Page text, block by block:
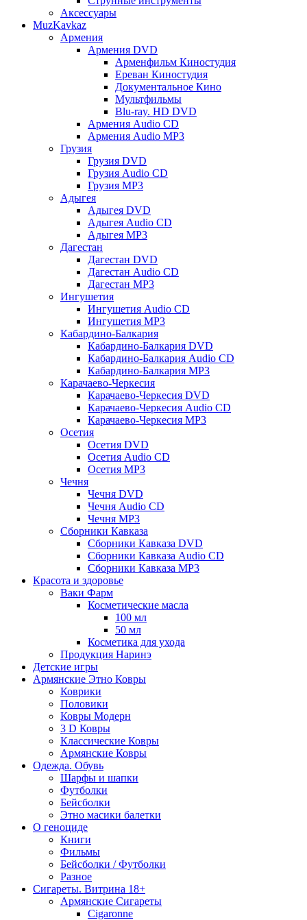
Аксессуары
MuzKavkaz
Армения
Армения DVD
Арменфильм Киностудия
Ереван Киностудия
Документальное Кино
Мультфильмы
Blu-ray. HD DVD
Армения Audio CD
Армения Audio MP3
Грузия
Грузия DVD
Грузия Audio CD
Грузия MP3
Адыгея
Адыгея DVD
Адыгея Audio CD
Адыгея MP3
Дагестан
Дагестан DVD
Дагестан Audio CD
Дагестан MP3
Ингушетия
Ингушетия Audio CD
Ингушетия MP3
Кабардино-Балкария
Кабардино-Балкария DVD
Кабардино-Балкария Audio CD
Кабардино-Балкария MP3
Карачаево-Черкесия
Карачаево-Черкесия DVD
Карачаево-Черкесия Audio CD
Карачаево-Черкесия MP3
Осетия
Осетия DVD
Осетия Audio CD
Осетия MP3
Чечня
Чечня DVD
Чечня Audio CD
Чечня MP3
Сборники Кавказа
Сборники Кавказа DVD
Сборники Кавказа Audio CD
Сборники Кавказа MP3
Красота и здоровье
Ваки Фарм
Косметические масла
100 мл
50 мл
Косметика для ухода
Продукция Наринэ
Детские игры
Армянские Этно Ковры
Коврики
Половики
Ковры Модерн
3 D Ковры
Классические Ковры
Армянские Ковры
Одежда. Обувь
Шарфы и шапки
Футболки
Бейсболки
Этно масики балетки
О геноциде
Книги
Фильмы
Бейсболки / Футболки
Разное
Сигареты. Витрина 18+
Армянские Сигареты
Cigaronne